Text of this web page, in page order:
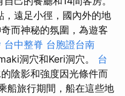
，遠足小徑，國內外的地
而神秘的氛圍，為遊客
台中整脊 台胞證台南
洞穴和Keri洞穴。 台
陰影和強度因光條件而
船旅行期間，船在這些地